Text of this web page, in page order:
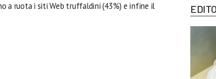
a ruota i siti Web truffaldini (43%) e infine il